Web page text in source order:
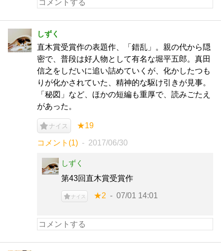
しずく
直木賞受賞作の表題作、「錯乱」。親の代から隠
密で、普段は好人物として有名な堀平五郎。真田
信之をしだいに追い詰めていくが、化かしたつも
りが化かされていた、精神的な駆け引きが見事。
「秘図」など、ほかの短編も重厚で、読みごたえ
があった。
ナイス ★19
コメント(1) 2017/06/30
しずく
第43回直木賞受賞作
ナイス ★2 07/01 14:01